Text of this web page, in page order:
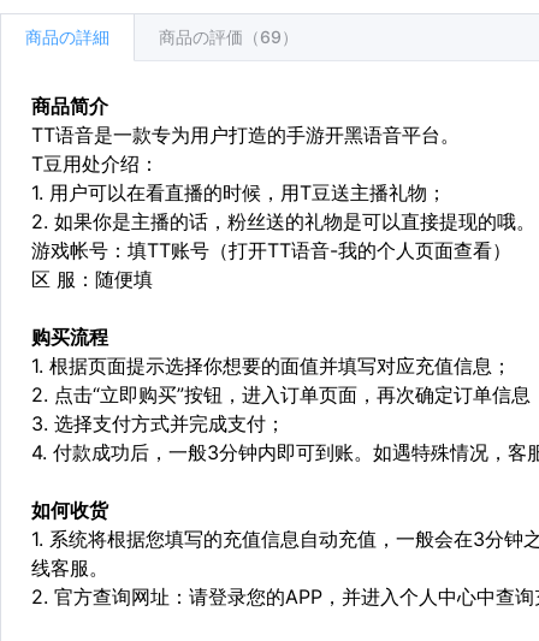
商品の詳細 商品の評価（69）
商品简介
TT语音是一款专为用户打造的手游开黑语音平台。
T豆用处介绍：
1. 用户可以在看直播的时候，用T豆送主播礼物；
2. 如果你是主播的话，粉丝送的礼物是可以直接提现的哦。
游戏帐号：填TT账号（打开TT语音-我的个人页面查看）
区 服：随便填
购买流程
1. 根据页面提示选择你想要的面值并填写对应充值信息；
2. 点击“立即购买”按钮，进入订单页面，再次确定订单信息
3. 选择支付方式并完成支付；
4. 付款成功后，一般3分钟内即可到账。如遇特殊情况，
如何收货
1. 系统将根据您填写的充值信息自动充值，一般会在3分
线客服。
2. 官方查询网址：请登录您的APP，并进入个人中心中查